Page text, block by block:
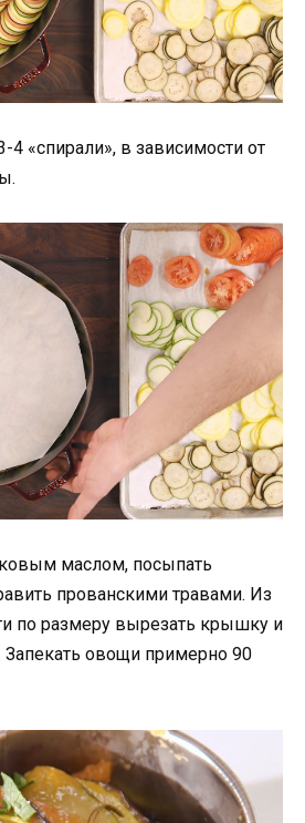
4 «спирали», в зависимости от
маслом, посыпать
прованскими травами. Из
по размеру вырезать крышку и
овощи примерно 90